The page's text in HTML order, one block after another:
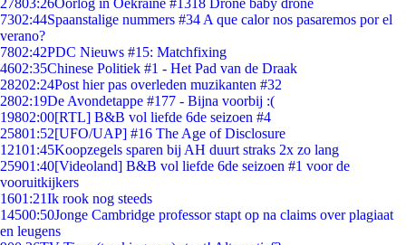
27803:26Oorlog in Oekraïne #1318 Drone baby drone
7302:44Spaanstalige nummers #34 A que calor nos pasaremos por el
verano?
7802:42PDC Nieuws #15: Matchfixing
4602:35Chinese Politiek #1 - Het Pad van de Draak
28202:24Post hier pas overleden muzikanten #32
2802:19De Avondetappe #177 - Bijna voorbij :(
19802:00[RTL] B&B vol liefde 6de seizoen #4
25801:52[UFO/UAP] #16 The Age of Disclosure
12101:45Koopzegels sparen bij AH duurt straks 2x zo lang
25901:40[Videoland] B&B vol liefde 6de seizoen #1 voor de
vooruitkijkers
1601:21Ik rook nog steeds
14500:50Jonge Cambridge professor stapt op na claims over plagiaat
en leugens